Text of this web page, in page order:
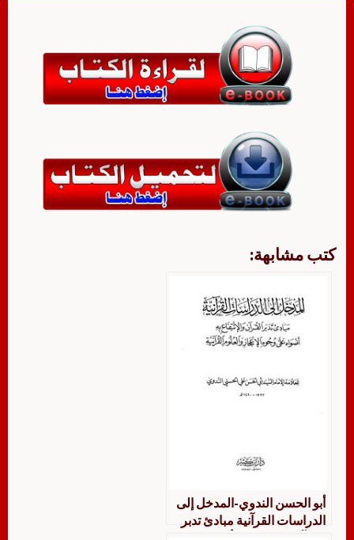
كتب مشابهة:
أبو الحسن الندوي-المدخل إلى
الدراسات القرآنية مبادئ تدبر